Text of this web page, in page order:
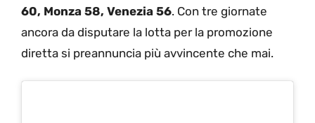
60, Monza 58, Venezia 56. Con tre giornate
ancora da disputare la lotta per la promozione
diretta si preannuncia più avvincente che mai.